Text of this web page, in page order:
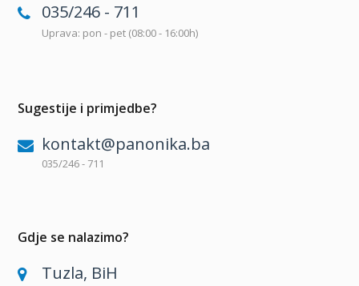
035/246 - 711
Uprava: pon - pet (08:00 - 16:00h)
Sugestije i primjedbe?
kontakt@panonika.ba
035/246 - 711
Gdje se nalazimo?
Tuzla, BiH